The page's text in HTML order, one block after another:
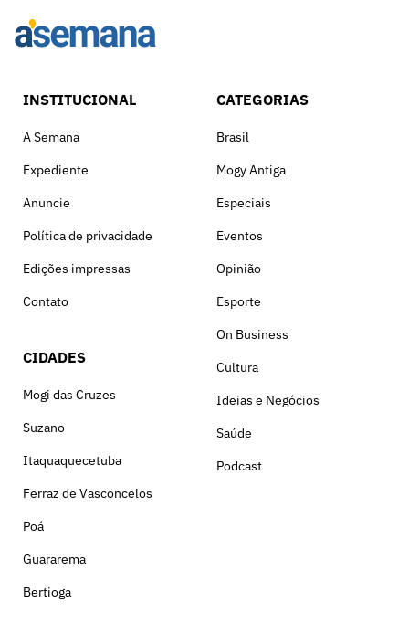
INSTITUCIONAL
A Semana
Expediente
Anuncie
Política de privacidade
Edições impressas
Contato
CIDADES
Mogi das Cruzes
Suzano
Itaquaquecetuba
Ferraz de Vasconcelos
Poá
Guararema
Bertioga
CATEGORIAS
Brasil
Mogy Antiga
Especiais
Eventos
Opinião
Esporte
On Business
Cultura
Ideias e Negócios
Saúde
Podcast